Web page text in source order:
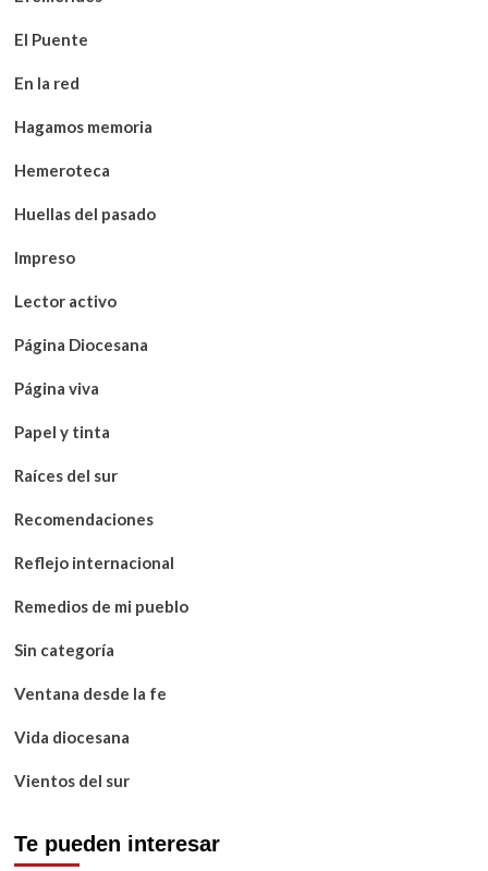
El Puente
En la red
Hagamos memoria
Hemeroteca
Huellas del pasado
Impreso
Lector activo
Página Diocesana
Página viva
Papel y tinta
Raíces del sur
Recomendaciones
Reflejo internacional
Remedios de mi pueblo
Sin categoría
Ventana desde la fe
Vida diocesana
Vientos del sur
Te pueden interesar